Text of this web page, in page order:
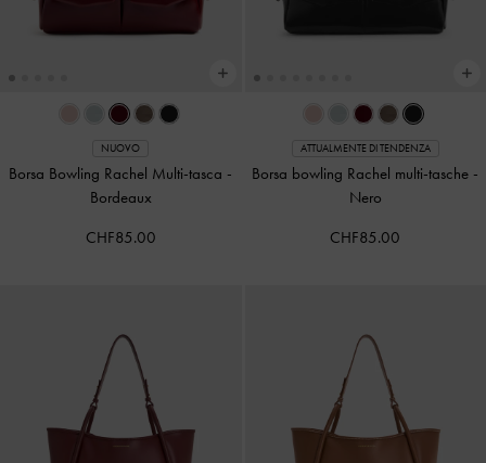
NUOVO
Borsa Bowling Rachel Multi-tasca -
Bordeaux
CHF85.00
ATTUALMENTE DI TENDENZA
Borsa bowling Rachel multi-tasche -
Nero
CHF85.00